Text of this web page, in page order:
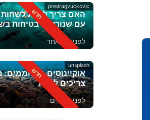
predragvuckovic
האם צריך לדעת לשחות
עם שנורקל? בטיחות
לפני יום אחד
unsplash
אוקיינוסים מתחממים:
צריכים לדעת
לפני 3 ימים